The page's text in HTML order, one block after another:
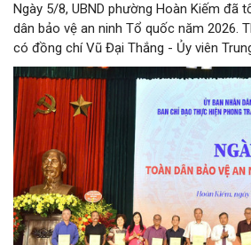
Ngày 5/8, UBND phường Hoàn Kiếm đã
dân bảo vệ an ninh Tổ quốc năm 2026.
có đồng chí Vũ Đại Thắng - Ủy viên
thư Thành ủy, Chủ tịch UBND thành
Ủy viên Ban Thường vụ Đảng ủy, Phó
phố Hà Nội, cùng dự có các đồng chí đại
ban, ngành thuộc Thành phố Hà Nội, các
an Thành phố Hà Nội.